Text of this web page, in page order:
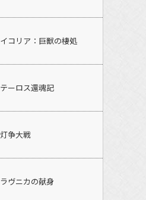
イコリア：巨獣の棲処
テーロス還魂記
灯争大戦
ラヴニカの献身